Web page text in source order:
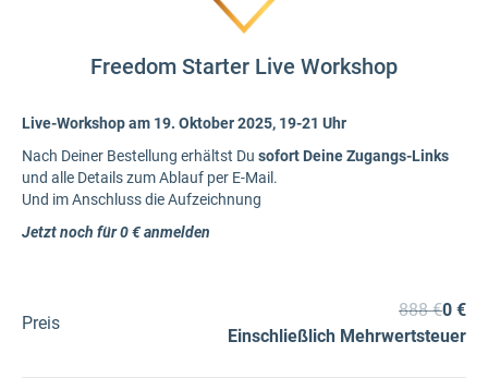
Freedom Starter Live Workshop
Live-Workshop am 19. Oktober 2025, 19-21 Uhr
Nach Deiner Bestellung erhältst Du sofort Deine Zugangs-Links
und alle Details zum Ablauf per E-Mail.
Und im Anschluss die Aufzeichnung
Jetzt noch für 0 € anmelden
Preis
888 €0 €
Einschließlich Mehrwertsteuer